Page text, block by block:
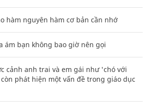
hàm nguyên hàm cơ bản cần nhớ
ám bạn không bao giờ nên gọi
cảnh anh trai và em gái như 'chó với
phát hiện một vấn đề trong giáo dục